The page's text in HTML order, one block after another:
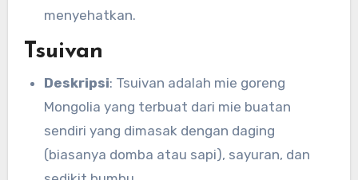
menyehatkan.
Tsuivan
Deskripsi: Tsuivan adalah mie goreng
Mongolia yang terbuat dari mie buatan
sendiri yang dimasak dengan daging
(biasanya domba atau sapi), sayuran, dan